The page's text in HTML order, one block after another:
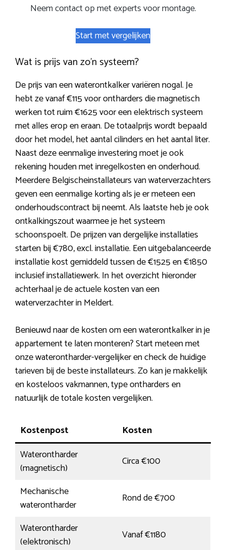
Neem contact op met experts voor montage.
Start met vergelijken
Wat is prijs van zo’n systeem?
De prijs van een waterontkalker variëren nogal. Je
hebt ze vanaf €115 voor ontharders die magnetisch
werken tot ruim €1625 voor een elektrisch systeem
met alles erop en eraan. De totaalprijs wordt bepaald
door het model, het aantal cilinders en het aantal liter.
Naast deze eenmalige investering moet je ook
rekening houden met inregelkosten en onderhoud.
Meerdere Belgischeinstallateurs van waterverzachters
geven een eenmalige korting als je er meteen een
onderhoudscontract bij neemt. Als laatste heb je ook
ontkalkingszout waarmee je het systeem
schoonspoelt. De prijzen van dergelijke installaties
starten bij €780, excl. installatie. Een uitgebalanceerde
installatie kost gemiddeld tussen de €1525 en €1850
inclusief installatiewerk. In het overzicht hieronder
achterhaal je de actuele kosten van een
waterverzachter in Meldert.
Benieuwd naar de kosten om een waterontkalker in je
appartement te laten monteren? Start meteen met
onze waterontharder-vergelijker en check de huidige
tarieven bij de beste installateurs. Zo kan je makkelijk
en kosteloos vakmannen, type ontharders en
natuurlijk de totale kosten vergelijken.
Kostenpost
Kosten
Waterontharder
(magnetisch)
Circa €100
Mechanische
waterontharder
Rond de €700
Waterontharder
(elektronisch)
Vanaf €1180